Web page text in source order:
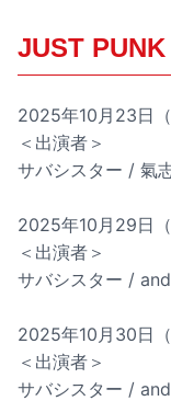
JUST
2025年10月23日
＜出演者＞
サバシスター / 氣
2025年10月29日
＜出演者＞
サバシスター /
2025年10月30日
＜出演者＞
サバシスター /